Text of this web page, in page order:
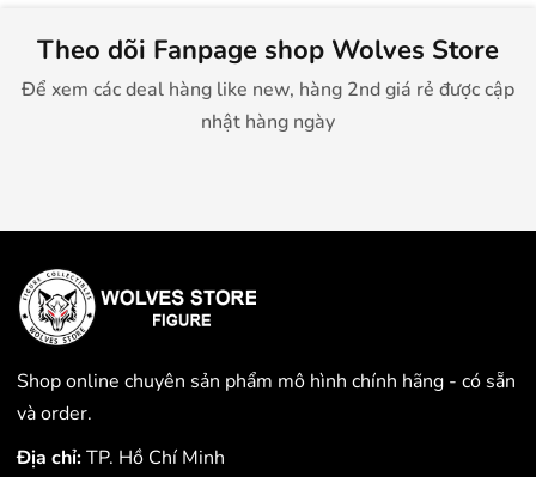
Theo dõi Fanpage shop Wolves Store
Để xem các deal hàng like new, hàng 2nd giá rẻ được cập
nhật hàng ngày
Shop online chuyên sản phẩm mô hình chính hãng - có sẵn
và order.
Địa chỉ:TP. Hồ Chí Minh